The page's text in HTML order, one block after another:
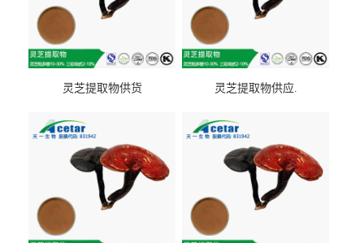
灵芝提取物供货 灵芝提取物供应.